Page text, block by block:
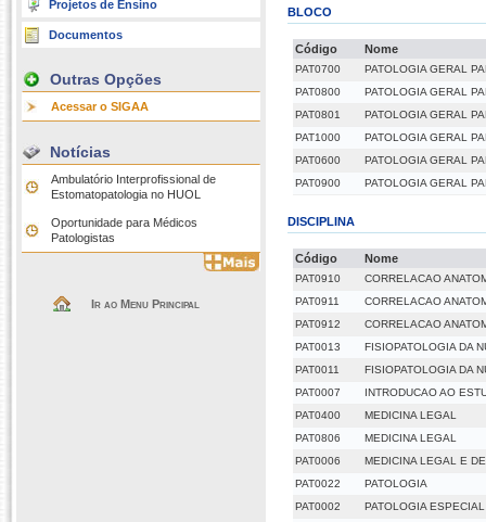
Projetos de Ensino
Documentos
Outras Opções
Acessar o SIGAA
Notícias
Ambulatório Interprofissional de
Estomatopatologia no HUOL
Oportunidade para Médicos
Patologistas
Ir ao Menu Principal
BLOCO
Código Nome
PAT0700
PATOLOGIA GERAL
PAT0800
PATOLOGIA GERAL
PAT0801
PATOLOGIA GERAL
PAT1000
PATOLOGIA GERAL
PAT0600
PATOLOGIA GERAL
PAT0900
PATOLOGIA GERAL
DISCIPLINA
Código Nome
PAT0910
CORRELACAO
PAT0911
CORRELACAO
PAT0912
CORRELACAO
PAT0013
FISIOPATOLOGIA DA
PAT0011
FISIOPATOLOGIA DA
PAT0007
INTRODUCAO AO
PAT0400
MEDICINA LEGAL
PAT0806
MEDICINA LEGAL
PAT0006
MEDICINA LEGAL E
PAT0022
PATOLOGIA
PAT0002
PATOLOGIA